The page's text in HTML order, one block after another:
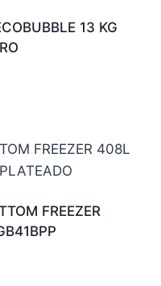
13 KG
FREEZER